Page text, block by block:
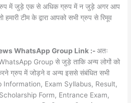
में जुड़े एक से अधिक ग्रुप में न जुड़े अगर आप
टीम के द्वारा आपको सभी ग्रुप से रिमूव
WhatsApp Group Link :-अतः
Group से जुड़े ताकि अन्य लोगों को
ग्रुप में जोड़ने व अन्य इससे संबंधित सभी
Information, Exam Syllabus, Result,
Form, Entrance Exam,